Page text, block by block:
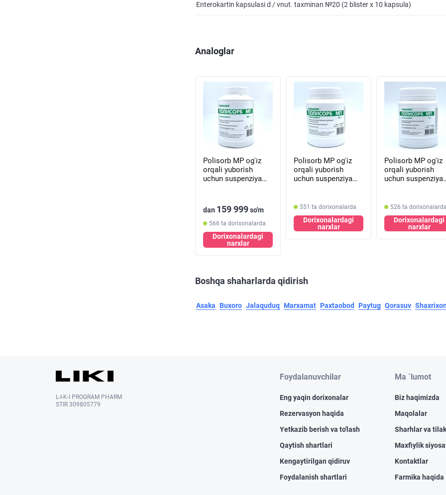
Enterokartin kapsulasi d / vnut. taxminan №20 (2 blister х 10 kapsula)
Analoglar
Polisorb MP og'iz
orqali yuborish
uchun suspenziya
dan 159 999so'm
566 ta dorixonalarda
Dorixonalardagi
narxlar
Polisorb MP og'iz
orqali yuborish
uchun suspenziya
551 ta dorixonalarda
Dorixonalardagi
narxlar
Polisorb MP og'iz
orqali yuborish
uchun suspenziya
526 ta dorixonalarda
Dorixonalardagi
narxlar
Boshqa shaharlarda qidirish
Asaka Buxoro Jalaquduq Marxamat Paxtaobod Paytug Qorasuv Shaxrixon
L-I-K-I PROGRAM PHARM
STIR 309805779
Foydalanuvchilar
Eng yaqin dorixonalar
Rezervasyon haqida
Yetkazib berish va to'lash
Qaytish shartlari
Kengaytirilgan qidiruv
Foydalanish shartlari
Ma `lumot
Biz haqimizda
Maqolalar
Sharhlar va
Maxfiylik
Kontaktlar
Farmika haqida